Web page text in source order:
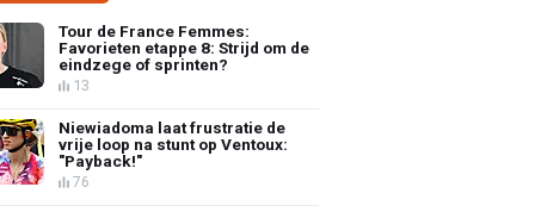
Tour de France Femmes:
Favorieten etappe 8: Strijd om de
eindzege of sprinten?
13
Niewiadoma laat frustratie de
vrije loop na stunt op Ventoux:
"Payback!"
76